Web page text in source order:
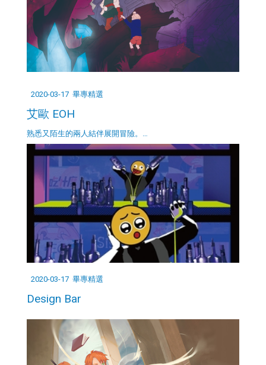
2020-03-17 畢專精選
艾歐 EOH
熟悉又陌生的兩人結伴展開冒險。…
2020-03-17 畢專精選
Design Bar